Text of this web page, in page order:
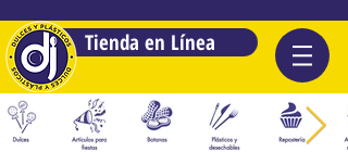
Tienda en Línea